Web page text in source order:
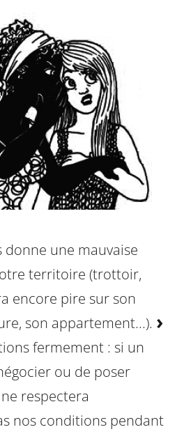
donne une mauvaise
territoire (trottoir,
encore pire sur son
son appartement...).
fermement : si un
ou de poser
respectera
nos conditions pendant